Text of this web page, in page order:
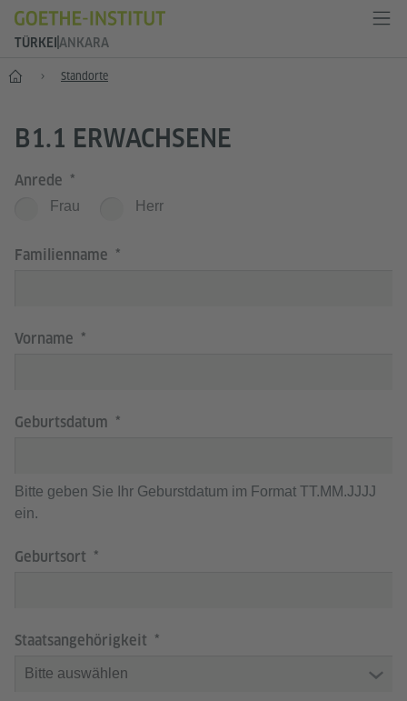
TÜRKEI ANKARA
Start Standorte
B1.1 ERWACHSENE
Anrede
Frau Herr
Familienname
Vorname
Geburtsdatum
Bitte geben Sie Ihr Geburstdatum im Format TT.MM.JJJJ
ein.
Geburtsort
Staatsangehörigkeit